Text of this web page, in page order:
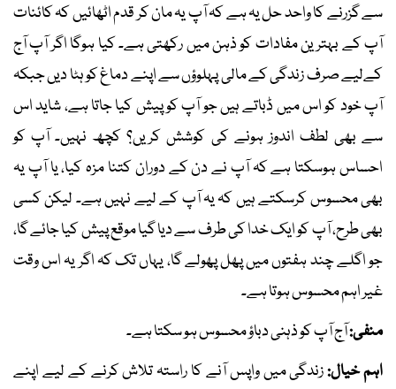
سے گزرنے کا واحد حل یہ ہے کہ آپ یہ مان کر قدم اٹھائیں کہ کائنات
آپ کے بہترین مفادات کو ذہن میں رکھتی ہے۔ کیا ہوگا اگر آپ آج
کےلیے صرف زندگی کے مالی پہلوؤں سے اپنے دماغ کو ہٹا دیں جبکہ
آپ خود کو اس میں ڈباتے ہیں جو آپ کو پیش کیا جاتا ہے، شاید اس
سے بھی لطف اندوز ہونے کی کوشش کریں؟ کچھ نہیں۔ آپ کو
احساس ہوسکتا ہے کہ آپ نے دن کے دوران کتنا مزہ کیا، یا آپ یہ
بھی محسوس کرسکتے ہیں کہ یہ آپ کے لیے نہیں ہے۔ لیکن کسی
بھی طرح، آپ کو ایک خدا کی طرف سے دیا گیا موقع پیش کیا جائے گا،
جو اگلے چند ہفتوں میں پھل پھولے گا، یہاں تک کہ اگر یہ اس وقت
غیر اہم محسوس ہوتا ہے۔
منفی:آج آپ کو ذہنی دباؤ محسوس ہو سکتا ہے۔
اہم خیال:زندگی میں واپس آنے کا راستہ تلاش کرنے کے لیے اپنے